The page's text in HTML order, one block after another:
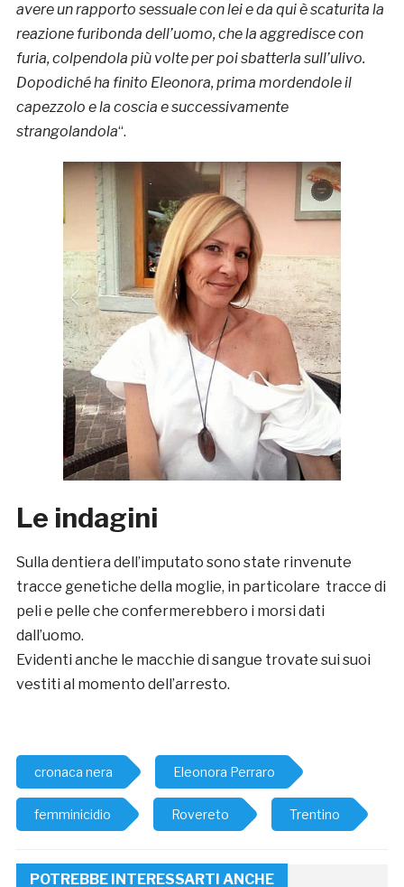
avere un rapporto sessuale con lei e da qui è scaturita la
reazione furibonda dell’uomo, che la aggredisce con
furia, colpendola più volte per poi sbatterla sull’ulivo.
Dopodiché ha finito Eleonora, prima mordendole il
capezzolo e la coscia e successivamente
strangolandola“.
Le indagini
Sulla dentiera dell’imputato sono state rinvenute
tracce genetiche della moglie, in particolare tracce di
peli e pelle che confermerebbero i morsi dati
dall’uomo.
Evidenti anche le macchie di sangue trovate sui suoi
vestiti al momento dell’arresto.
cronaca nera Eleonora Perraro
femminicidio Rovereto Trentino
POTREBBE INTERESSARTI ANCHE